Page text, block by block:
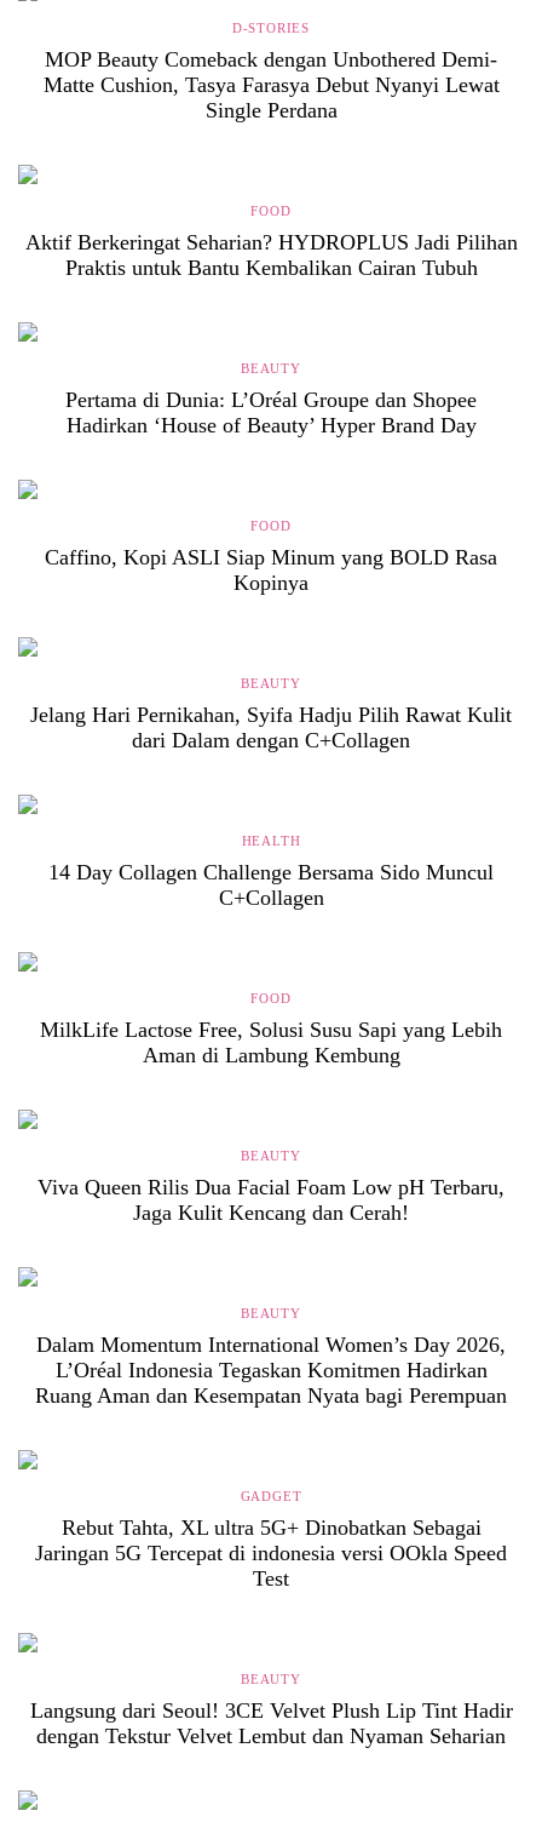
D-STORIES
MOP Beauty Comeback dengan Unbothered Demi-
Matte Cushion, Tasya Farasya Debut Nyanyi Lewat
Single Perdana
FOOD
Aktif Berkeringat Seharian? HYDROPLUS Jadi Pilihan
Praktis untuk Bantu Kembalikan Cairan Tubuh
BEAUTY
Pertama di Dunia: L’Oréal Groupe dan Shopee
Hadirkan ‘House of Beauty’ Hyper Brand Day
FOOD
Caffino, Kopi ASLI Siap Minum yang BOLD Rasa
Kopinya
BEAUTY
Jelang Hari Pernikahan, Syifa Hadju Pilih Rawat Kulit
dari Dalam dengan C+Collagen
HEALTH
14 Day Collagen Challenge Bersama Sido Muncul
C+Collagen
FOOD
MilkLife Lactose Free, Solusi Susu Sapi yang Lebih
Aman di Lambung Kembung
BEAUTY
Viva Queen Rilis Dua Facial Foam Low pH Terbaru,
Jaga Kulit Kencang dan Cerah!
BEAUTY
Dalam Momentum International Women’s Day 2026,
L’Oréal Indonesia Tegaskan Komitmen Hadirkan
Ruang Aman dan Kesempatan Nyata bagi Perempuan
GADGET
Rebut Tahta, XL ultra 5G+ Dinobatkan Sebagai
Jaringan 5G Tercepat di indonesia versi OOkla Speed
Test
BEAUTY
Langsung dari Seoul! 3CE Velvet Plush Lip Tint Hadir
dengan Tekstur Velvet Lembut dan Nyaman Seharian